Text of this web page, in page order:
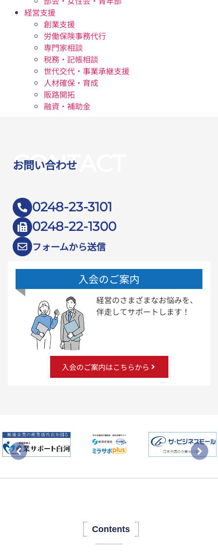
経営支援
創業支援
労働保険事務代行
専門家相談
税務・記帳相談
世代交代・事業承継支援
人材確保・育成
販路開拓
融資・補助金
CONTACT
お問い合わせ
0248-23-3101
0248-22-1300
フォームから送信
入会のご案内
経営のさまざまなお悩みを、
伴走してサポートします！
入会のご案内はこちらから
Contents